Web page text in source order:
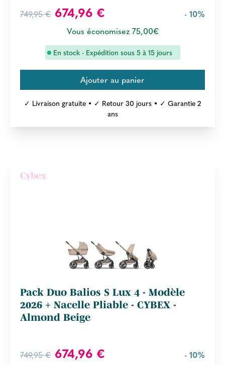
749,95 € 674,96 €
- 10%
Vous économisez 75,00€
En stock - Expédition sous 5 à 15 jours
✓ Livraison gratuite • ✓ Retour 30 jours • ✓ Garantie 2
ans
Cybex
Pack Duo Balios S Lux 4 - Modèle
2026 + Nacelle Pliable - CYBEX -
Almond Beige
749,95 € 674,96 €
- 10%